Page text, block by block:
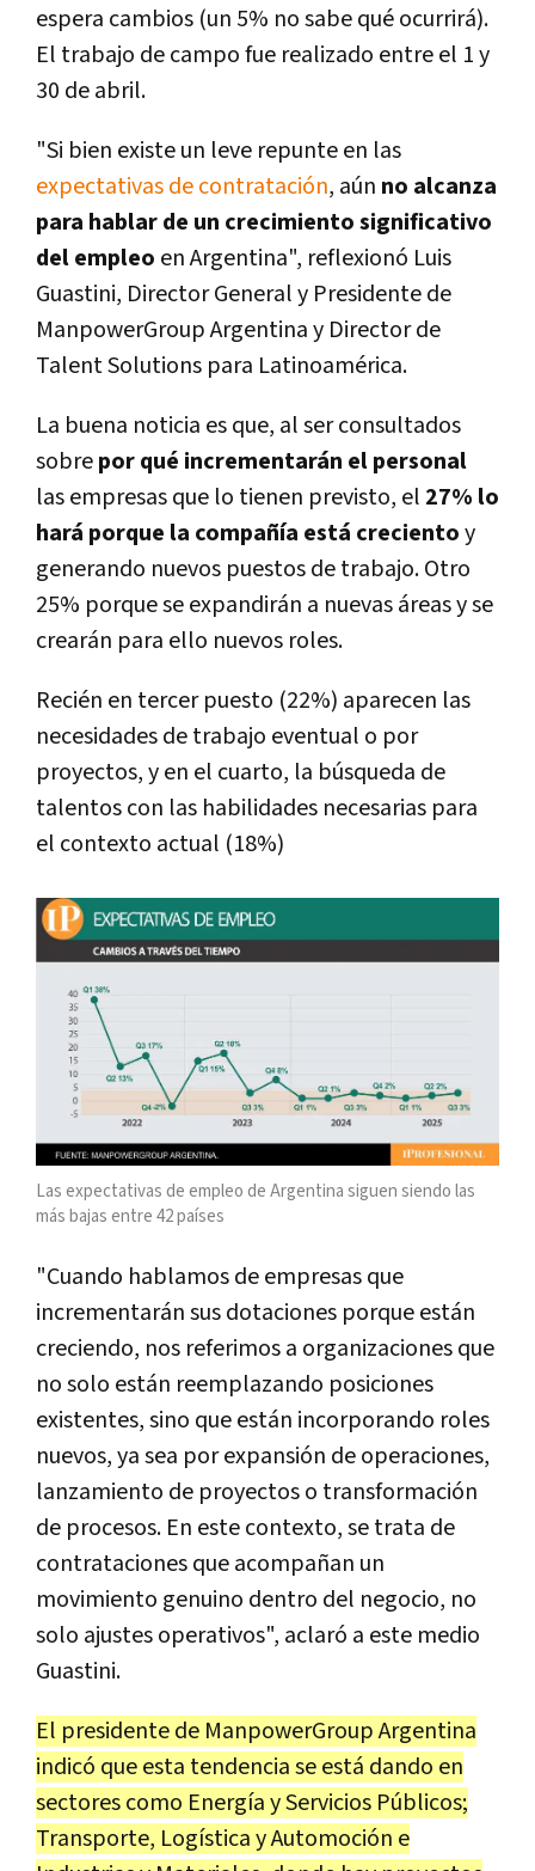
espera cambios (un 5% no sabe qué ocurrirá).
El trabajo de campo fue realizado entre el 1 y
30 de abril.
"Si bien existe un leve repunte en las
expectativas de contratación, aún no alcanza
para hablar de un crecimiento significativo
del empleo en Argentina", reflexionó Luis
Guastini, Director General y Presidente de
ManpowerGroup Argentina y Director de
Talent Solutions para Latinoamérica.
La buena noticia es que, al ser consultados
sobrepor qué incrementarán el personal
las empresas que lo tienen previsto, el 27% lo
hará porque la compañía está crecientoy
generando nuevos puestos de trabajo. Otro
25% porque se expandirán a nuevas áreas y se
crearán para ello nuevos roles.
Recién en tercer puesto (22%) aparecen las
necesidades de trabajo eventual o por
proyectos, y en el cuarto, la búsqueda de
talentos con las habilidades necesarias para
el contexto actual (18%)
Las expectativas de empleo de Argentina siguen siendo las
más bajas entre 42 países
"Cuando hablamos de empresas que
incrementarán sus dotaciones porque están
creciendo, nos referimos a organizaciones que
no solo están reemplazando posiciones
existentes, sino que están incorporando roles
nuevos, ya sea por expansión de operaciones,
lanzamiento de proyectos o transformación
de procesos. En este contexto, se trata de
contrataciones que acompañan un
movimiento genuino dentro del negocio, no
solo ajustes operativos", aclaró a este medio
Guastini.
El presidente de ManpowerGroup Argentina
indicó que esta tendencia se está dando en
sectores como Energía y Servicios Públicos;
Transporte, Logística y Automoción e